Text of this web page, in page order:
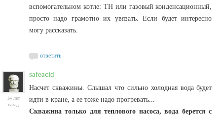
вспомогательном котле: ТН или газовый конденсационный,
просто надо грамотно их увязать. Если будет интересно
могу рассказать.
ответить
14 лет
назад
safeacid
Насчет скважины. Слышал что сильно холодная вода будет
идти в кране, а ее тоже надо прогревать...
Скважина только для теплового насоса, вода берется с